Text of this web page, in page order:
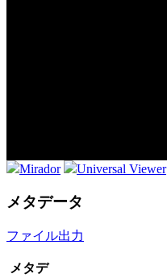
Mirador Universal Viewer
メタデータ
ファイル出力
メタデ